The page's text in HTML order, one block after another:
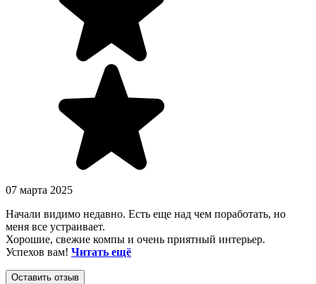
07 марта 2025
Начали видимо недавно. Есть еще над чем поработать, но
меня все устраивает.
Хорошие, свежие компы и очень приятный интерьер.
Успехов вам! Читать ещё
Оставить отзыв